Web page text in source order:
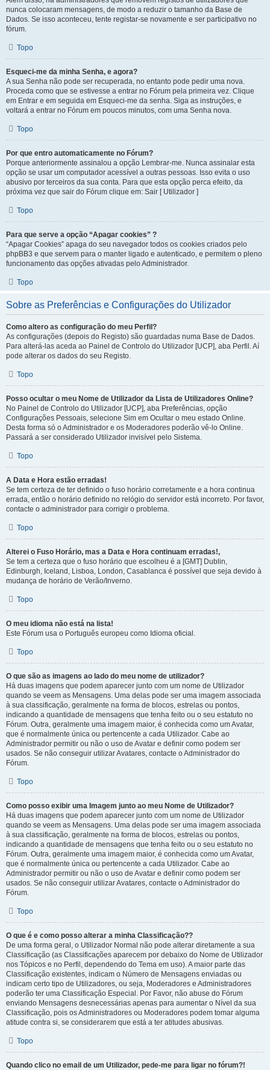
nunca colocaram mensagens, de modo a reduzir o tamanho da Base de
Dados. Se isso aconteceu, tente registar-se novamente e ser participativo no
fórum.
Topo
Esqueci-me da minha Senha, e agora?
A sua Senha não pode ser recuperada, no entanto pode pedir uma nova.
Proceda como que se estivesse a entrar no Fórum pela primeira vez. Clique
em Entrar e em seguida em Esqueci-me da senha. Siga as instruções, e
voltará a entrar no Fórum em poucos minutos, com uma Senha nova.
Topo
Por que entro automaticamente no Fórum?
Porque anteriormente assinalou a opção Lembrar-me. Nunca assinalar esta
opção se usar um computador acessível a outras pessoas. Isso evita o uso
abusivo por terceiros da sua conta. Para que esta opção perca efeito, da
próxima vez que sair do Fórum clique em: Sair [ Utilizador ]
Topo
Para que serve a opção “Apagar cookies” ?
“Apagar Cookies” apaga do seu navegador todos os cookies criados pelo
phpBB3 e que servem para o manter ligado e autenticado, e permitem o pleno
funcionamento das opções ativadas pelo Administrador.
Topo
Sobre as Preferências e Configurações do Utilizador
Como altero as configuração do meu Perfil?
As configurações (depois do Registo) são guardadas numa Base de Dados.
Para alterá-las aceda ao Painel de Controlo do Utilizador [UCP], aba Perfil. Aí
pode alterar os dados do seu Registo.
Topo
Posso ocultar o meu Nome de Utilizador da Lista de Utilizadores Online?
No Painel de Controlo do Utilizador [UCP], aba Preferências, opção
Configurações Pessoais, selecione Sim em Ocultar o meu estado Online.
Desta forma só o Administrador e os Moderadores poderão vê-lo Online.
Passará a ser considerado Utilizador invisível pelo Sistema.
Topo
A Data e Hora estão erradas!
Se tem certeza de ter definido o fuso horário corretamente e a hora continua
errada, então o horário definido no relógio do servidor está incorreto. Por favor,
contacte o administrador para corrigir o problema.
Topo
Alterei o Fuso Horário, mas a Data e Hora continuam erradas!,
Se tem a certeza que o fuso horário que escolheu é a [GMT] Dublin,
Edinburgh, Iceland, Lisboa, London, Casablanca é possível que seja devido à
mudança de horário de Verão/Inverno.
Topo
O meu idioma não está na lista!
Este Fórum usa o Português europeu como Idioma oficial.
Topo
O que são as imagens ao lado do meu nome de utilizador?
Há duas imagens que podem aparecer junto com um nome de Utilizador
quando se veem as Mensagens. Uma delas pode ser uma imagem associada
à sua classificação, geralmente na forma de blocos, estrelas ou pontos,
indicando a quantidade de mensagens que tenha feito ou o seu estatuto no
Fórum. Outra, geralmente uma imagem maior, é conhecida como um Avatar,
que é normalmente única ou pertencente a cada Utilizador. Cabe ao
Administrador permitir ou não o uso de Avatar e definir como podem ser
usados. Se não conseguir utilizar Avatares, contacte o Administrador do
Fórum.
Topo
Como posso exibir uma Imagem junto ao meu Nome de Utilizador?
Há duas imagens que podem aparecer junto com um nome de Utilizador
quando se veem as Mensagens. Uma delas pode ser uma imagem associada
à sua classificação, geralmente na forma de blocos, estrelas ou pontos,
indicando a quantidade de mensagens que tenha feito ou o seu estatuto no
Fórum. Outra, geralmente uma imagem maior, é conhecida como um Avatar,
que é normalmente única ou pertencente a cada Utilizador. Cabe ao
Administrador permitir ou não o uso de Avatar e definir como podem ser
usados. Se não conseguir utilizar Avatares, contacte o Administrador do
Fórum.
Topo
O que é e como posso alterar a minha Classificação??
De uma forma geral, o Utilizador Normal não pode alterar diretamente a sua
Classificação (as Classificações aparecem por debaixo do Nome de Utilizador
nos Tópicos e no Perfil, dependendo do Tema em uso). A maior parte das
Classificação existentes, indicam o Número de Mensagens enviadas ou
indicam certo tipo de Utilizadores, ou seja, Moderadores e Administradores
poderão ter uma Classificação Especial. Por Favor, não abuse do Fórum
enviando Mensagens desnecessárias apenas para aumentar o Nível da sua
Classificação, pois os Administradores ou Moderadores podem tomar alguma
atitude contra si, se considerarem que está a ter atitudes abusivas.
Topo
Quando clico no email de um Utilizador, pede-me para ligar no fórum?!